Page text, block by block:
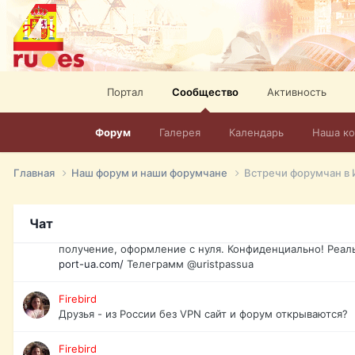
Портал Сообщество
Форум Галерея Календарь Наша
Активность
Главная Наш форум и наши форумчане Встречи форумчан в
Чат
спорт, HD. + Огромная видеотека + 10.000 фильмов и
сайта. Наш сайт: http://mir-tv.club/television-in-spain.html
David16
Книги
David16
Подскажите пожалуйста, как удалить свой аккаунт из
Юрист юа
получение, оформление с нуля. Конфиденциально!
port-ua.com/ Телеграмм @uristpassua
Firebird
Друзья - из России без VPN сайт и форум открываются?
Firebird